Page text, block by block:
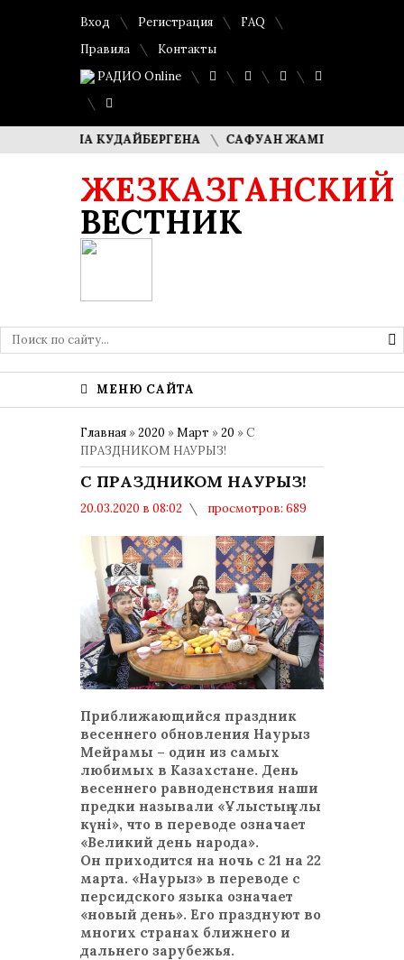
Вход Регистрация
FAQ
Правила
Контакты
РАДИО Online
КУДАЙБЕРГЕНА САФУАН ЖАМПЕИСОВ: «МЫ
ЖЕЗКАЗГАНСКИЙ
ВЕСТНИК
МЕНЮ САЙТА
Главная »2020 »Март »20 » С
ПРАЗДНИКОМ НАУРЫЗ!
С ПРАЗДНИКОМ НАУРЫЗ!
20.03.2020 в 08:02
просмотров: 689
НАУРЫЗ МЕЙРАМЫ
Приближающийся праздник
весеннего обновления Наурыз
Мейрамы – один из самых
любимых в Казахстане. День
весеннего равноденствия наши
предки называли «Ұлыстың ұлы
күнi», что в переводе означает
«Великий день народа».
Он приходится на ночь с 21 на 22
марта. «Наурыз» в переводе с
персидского языка означает
«новый день». Его празднуют во
многих странах ближнего и
дальнего зарубежья.